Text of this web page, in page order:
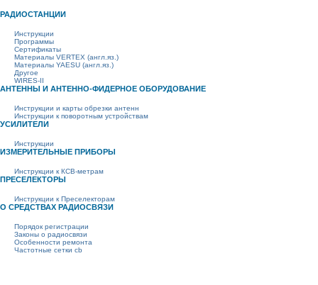
РАДИОСТАНЦИИ
Инструкции
Программы
Сертификаты
Материалы VERTEX (англ.яз.)
Материалы YAESU (англ.яз.)
Другое
WIRES-II
АНТЕННЫ И АНТЕННО-ФИДЕРНОЕ ОБОРУДОВАНИЕ
Инструкции и карты обрезки антенн
Инструкции к поворотным устройствам
УСИЛИТЕЛИ
Инструкции
ИЗМЕРИТЕЛЬНЫЕ ПРИБОРЫ
Инструкции к КСВ-метрам
ПРЕСЕЛЕКТОРЫ
Инструкции к Преселекторам
О СРЕДСТВАХ РАДИОСВЯЗИ
Порядок регистрации
Законы о радиосвязи
Особенности ремонта
Частотные сетки cb